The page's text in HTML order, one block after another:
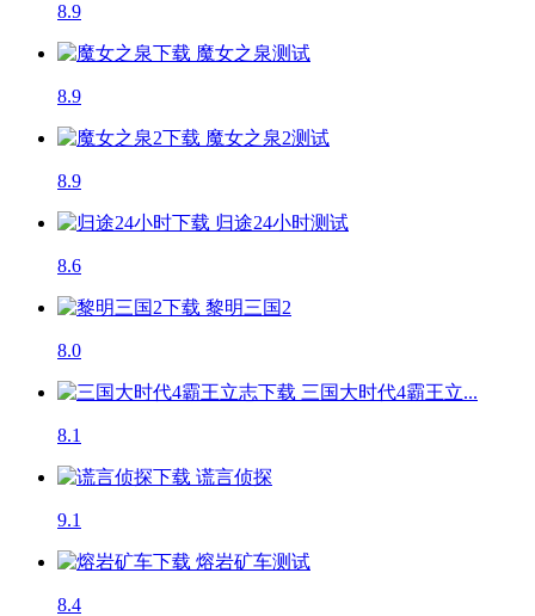
8.9
魔女之泉测试
8.9
魔女之泉2测试
8.9
归途24小时测试
8.6
黎明三国2
8.0
三国大时代4霸王立...
8.1
谎言侦探
9.1
熔岩矿车测试
8.4